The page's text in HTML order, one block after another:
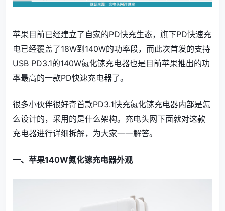
苹果目前已经建立了自家的PD快充生态，旗下PD快速充
电已经覆盖了18W到140W的功率段，而此次首发的支持
USB PD3.1的140W氮化镓充电器也是目前苹果推出的功
率最高的一款PD快速充电器了。
很多小伙伴很好奇首款PD3.1快充氮化镓充电器内部是怎
么设计的，采用的是什么架构。充电头网下面就对这款
充电器进行详细拆解，为大家一一解答。
一、苹果140W氮化镓充电器外观